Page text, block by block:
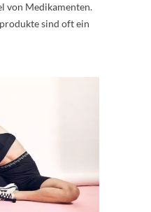
von Medikamenten.
sind oft ein